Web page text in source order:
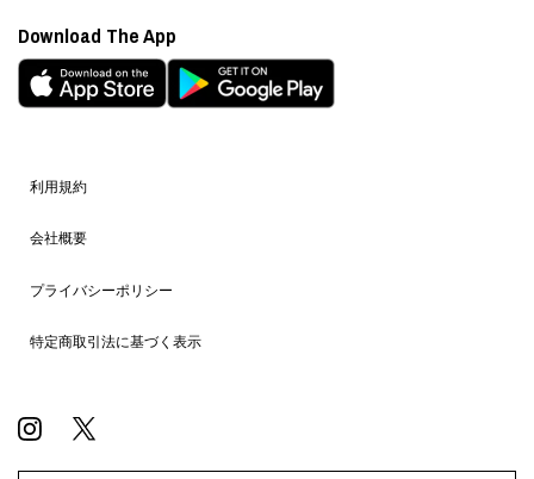
利用規約
会社概要
プライバシーポリシー
特定商取引法に基づく表示
Download The App